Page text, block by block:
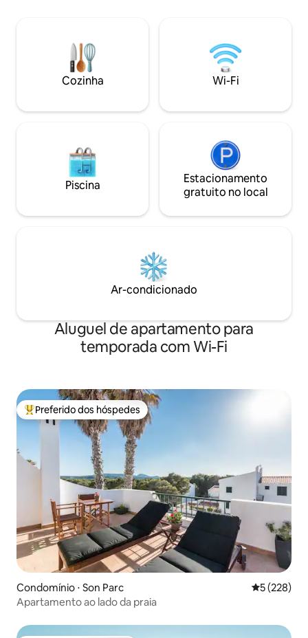
memória que
Cozinha Wi-Fi
Piscina
Estacionamento
gratuito no local
Ar-condicionado
Aluguel de apartamento para
temporada com Wi-Fi
Entre os melhores preferidos dos hóspedes
Preferido dos hóspedes
Condomínio ⋅ Son Parc 5 de uma
5 (228)
Apartamento ao lado da praia